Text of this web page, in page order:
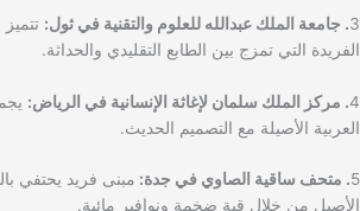
3. جامعة الملك عبدالله للعلوم والتقنية في ثول: تتميز
الفريدة التي تمزج بين الطابع التقليدي والحداثة.
4. مركز الملك سلمان لإغاثة الإنسانية في الرياض:
العربية الأصيلة مع التصميم الحديث.
5. متحف ساقية الصاوي في جدة: مبنى فريد يحتفي
الأصيل من خلال قبة ضخمة ونوافير مائية.